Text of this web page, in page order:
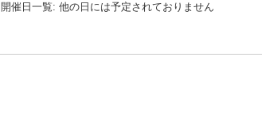
開催日一覧: 他の日には予定されておりません